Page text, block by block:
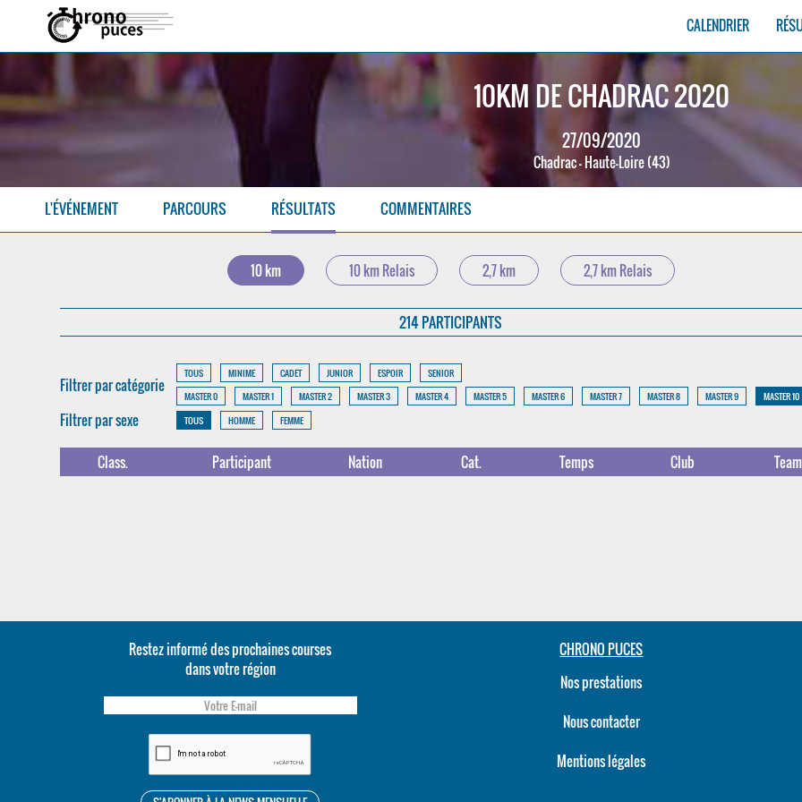
CALENDRIER
10KM DE CHADRAC 2020
27/09/2020
Chadrac - Haute-Loire (43)
L'ÉVÉNEMENT PARCOURS RÉSULTATS COMMENTAIRES
10 km 10 km Relais 2,7 km 2,7 km Relais
214 PARTICIPANTS
Filtrer par catégorie
TOUS MINIME CADET JUNIOR ESPOIR
SENIOR
MASTER 0
MASTER 1 MASTER 2 MASTER 3 MASTER 4 MASTER 5 MASTER 6 MASTER 7 MASTER 8 MASTER 9 MASTER 10
Filtrer par sexe TOUS HOMME FEMME
Class. Participant Nation Cat. Temps Club Team
Restez informé des prochaines courses
dans votre région
CHRONO PUCES
Nos prestations
Nous contacter
Mentions légales